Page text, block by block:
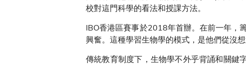
校對這門科學的看法和授課方法。
IBO香港區賽事於2018年首辦。在前一年，
興奮。這種學習生物學的模式，是他們從沒想
傳統教育制度下，生物學不外乎背誦和關鍵